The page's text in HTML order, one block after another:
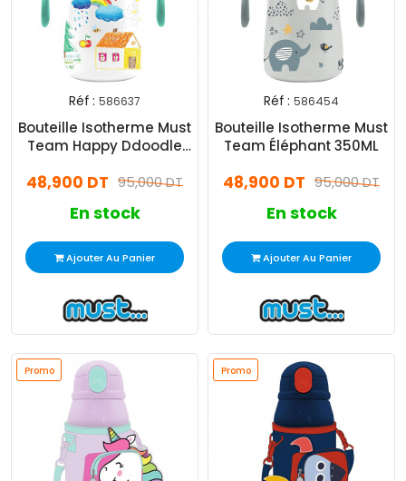
Réf : 586637
Bouteille Isotherme Must
Team Happy Ddoodle
95,000 DT
48,900 DT
En stock
Ajouter Au Panier
Réf : 586454
Bouteille Isotherme Must
Team Éléphant 350ML
95,000 DT
48,900 DT
En stock
Ajouter Au Panier
Promo Promo